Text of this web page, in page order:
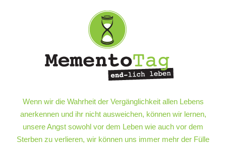
leben
end-
lich
leben
Wenn wir die Wahrheit der Vergänglichkeit allen Lebens
anerkennen und ihr nicht ausweichen, können wir lernen,
unsere Angst sowohl vor dem Leben wie auch vor dem
Sterben zu verlieren, wir können uns immer mehr der Fülle